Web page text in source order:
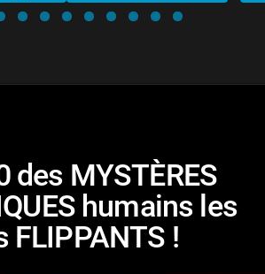
des MYSTÈRES
humains les
FLIPPANTS !